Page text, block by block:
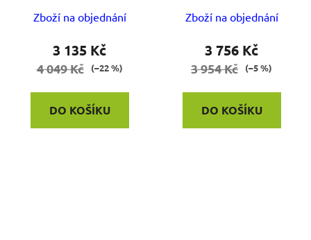
Zboží na objednání
3 135 Kč
4 049 Kč (–22 %)
DO KOŠÍKU
Zboží na objednání
3 756 Kč
3 954 Kč (–5 %)
DO KOŠÍKU